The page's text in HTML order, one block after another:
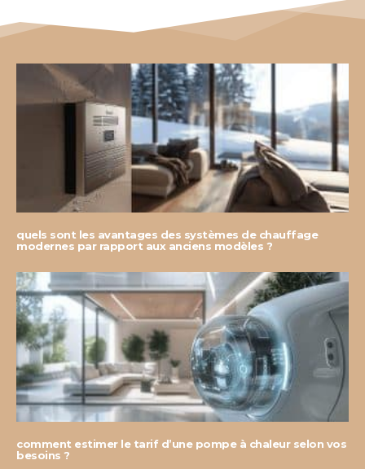
quels sont les avantages des systèmes de chauffage
modernes par rapport aux anciens modèles ?
comment estimer le tarif d’une pompe à chaleur selon vos
besoins ?